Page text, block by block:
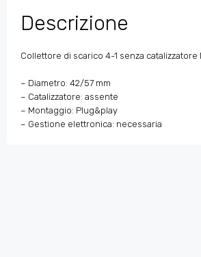
Descrizione
Collettore di scarico 4-1 senza catalizzatore
– Diametro: 42/57 mm
– Catalizzatore: assente
– Montaggio: Plug&play
– Gestione elettronica: necessaria